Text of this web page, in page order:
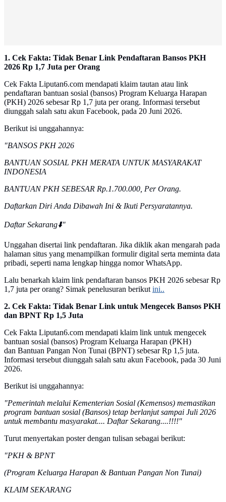
1. Cek Fakta: Tidak Benar Link Pendaftaran Bansos PKH
2026 Rp 1,7 Juta per Orang
Cek Fakta Liputan6.com mendapati klaim tautan atau link
pendaftaran bantuan sosial (bansos) Program Keluarga Harapan
(PKH) 2026 sebesar Rp 1,7 juta per orang. Informasi tersebut
diunggah salah satu akun Facebook, pada 20 Juni 2026.
Berikut isi unggahannya:
"BANSOS PKH 2026
BANTUAN SOSIAL PKH MERATA UNTUK MASYARAKAT
INDONESIA
BANTUAN PKH SEBESAR Rp.1.700.000, Per Orang.
Daftarkan Diri Anda Dibawah Ini & Ikuti Persyaratannya.
Daftar Sekarang⬇️"
Unggahan disertai link pendaftaran. Jika diklik akan mengarah pada
halaman situs yang menampilkan formulir digital serta meminta data
pribadi, seperti nama lengkap hingga nomor WhatsApp.
Lalu benarkah klaim link pendaftaran bansos PKH 2026 sebesar Rp
1,7 juta per orang? Simak penelusuran berikutini..
2. Cek Fakta: Tidak Benar Link untuk Mengecek Bansos PKH
dan BPNT Rp 1,5 Juta
Cek Fakta Liputan6.com mendapati klaim link untuk mengecek
bantuan sosial (bansos) Program Keluarga Harapan (PKH)
dan Bantuan Pangan Non Tunai (BPNT) sebesar Rp 1,5 juta.
Informasi tersebut diunggah salah satu akun Facebook, pada 30 Juni
2026.
Berikut isi unggahannya:
"Pemerintah melalui Kementerian Sosial (Kemensos) memastikan
program bantuan sosial (Bansos) tetap berlanjut sampai Juli 2026
untuk membantu masyarakat.... Daftar Sekarang....!!!!"
Turut menyertakan poster dengan tulisan sebagai berikut:
"PKH & BPNT
(Program Keluarga Harapan & Bantuan Pangan Non Tunai)
KLAIM SEKARANG